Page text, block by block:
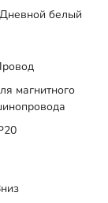
Дневной белый
магнитного